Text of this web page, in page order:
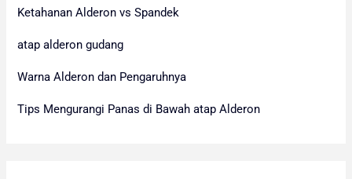
Ketahanan Alderon vs Spandek
atap alderon gudang
Warna Alderon dan Pengaruhnya
Tips Mengurangi Panas di Bawah atap Alderon